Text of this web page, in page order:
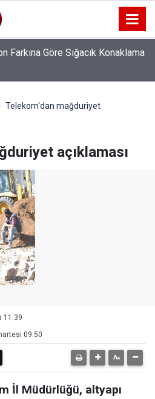
Farkına Göre Sığacık Konaklama
Telekom'dan mağduriyet
açıklaması
11:39
09:50
İl Müdürlüğü, altyapı